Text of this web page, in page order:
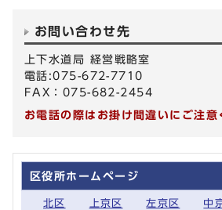
お問い合わせ先
上下水道局 経営戦略室
電話:075-672-7710
FAX：075-682-2454
お電話の際はお掛け間違いにご注意
区役所ホームページ
北区 上京区 左京区 中